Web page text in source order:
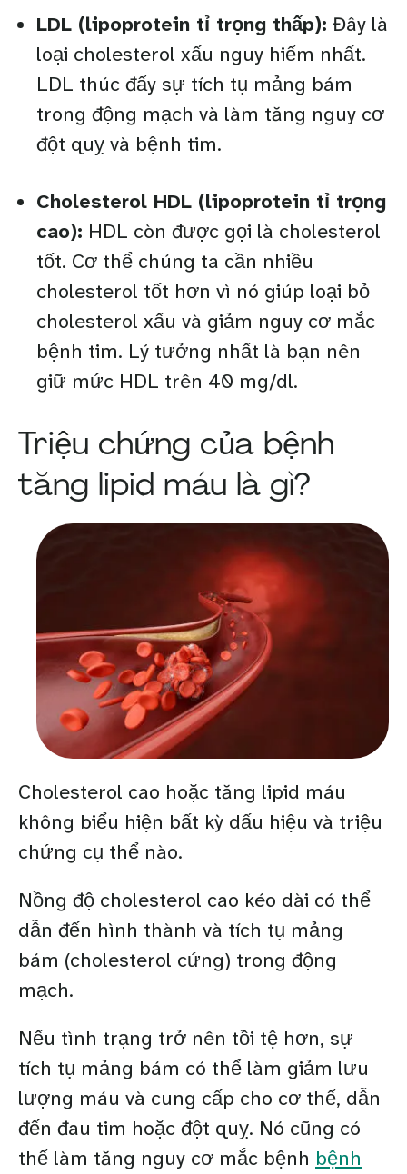
LDL (lipoprotein tỉ trọng thấp): Đây là
loại cholesterol xấu nguy hiểm nhất.
LDL thúc đẩy sự tích tụ mảng bám
trong động mạch và làm tăng nguy cơ
đột quỵ và bệnh tim.
Cholesterol HDL (lipoprotein tỉ trọng
cao): HDL còn được gọi là cholesterol
tốt. Cơ thể chúng ta cần nhiều
cholesterol tốt hơn vì nó giúp loại bỏ
cholesterol xấu và giảm nguy cơ mắc
bệnh tim. Lý tưởng nhất là bạn nên
giữ mức HDL trên 40 mg/dl.
Triệu chứng của bệnh
tăng lipid máu là gì?
Cholesterol cao hoặc tăng lipid máu
không biểu hiện bất kỳ dấu hiệu và triệu
chứng cụ thể nào.
Nồng độ cholesterol cao kéo dài có thể
dẫn đến hình thành và tích tụ mảng
bám (cholesterol cứng) trong động
mạch.
Nếu tình trạng trở nên tồi tệ hơn, sự
tích tụ mảng bám có thể làm giảm lưu
lượng máu và cung cấp cho cơ thể, dẫn
đến đau tim hoặc đột quỵ. Nó cũng có
thể làm tăng nguy cơ mắc bệnh bệnh